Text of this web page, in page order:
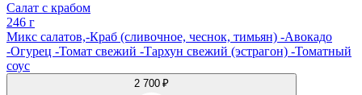
Салат с крабом
246 г
Микс салатов,-Краб (сливочное, чеснок, тимьян) -Авокадо
-Огурец -Томат свежий -Тархун свежий (эстрагон) -Томатный
соус
2 700 ₽